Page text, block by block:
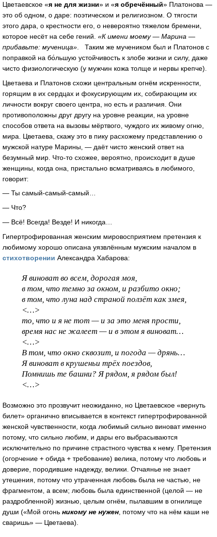
Цветаевское «я не для жизни» и «я обречённый» Платонова —
это об одном, о даре: поэтическом и религиозном. О тягости
этого дара, о крестности его, о невероятно тяжелом бремени,
которое несёт на себе гений. «К имени моему — Марина —
прибавьте: мученица» . Таким же мучеником был и Платонов с
поправкой на бо́льшую устойчивость к злобе жизни и силу, даже
чисто физиологическую (у мужчин кожа толще и нервы крепче).
Цветаева и Платонов схожи центральным огнём искренности,
горящим в их сердцах и фокусирующим их, собирающим их
личности вокруг своего центра, но есть и различия. Они
противоположны друг другу на уровне реакции, на уровне
способов ответа на вызовы мёртвого, чуждого их живому огню,
мира. Цветаева, скажу это в пику расхожему представлению о
мужской натуре Марины, — даёт чисто женский ответ на
безумный мир. Что-то схожее, вероятно, происходит в душе
женщины, когда она, пристально всматриваясь в любимого,
говорит:
— Ты самый-самый-самый…
— Что?
— Всё! Всегда! Везде! И никогда…
Гипертрофированная женским мировосприятием претензия к
любимому хорошо описана уязвлённым мужским началом в
стихотворении Александра Хабарова:
Я виноват во всем, дорогая моя,
в том, что темно за окном, и разбито окно;
в том, что луна над страной ползёт как змея,
<…>
то, что и я не тот — и за это меня прости,
время нас не жалеет — и в этом я виноват…
<…>
В том, что окно сквозит, и погода — дрянь…
Я виноват в крушеньи трёх поездов,
Помнишь те башни? Я рядом, я рядом был!
<…>
Возможно это прозвучит неожиданно, но Цветаевское «вернуть
билет» органично вписывается в контекст гипертрофированной
женской чувственности, когда любимый сильно виноват именно
потому, что сильно любим, и дары его выбрасываются
исключительно по причине страстного чувства к нему. Претензия
(огорчение + обида + требование) велика, потому что любовь и
доверие, породившие надежду, велики. Отчаянье не знает
утешения, потому что утраченная любовь была не частью, не
фрагментом, а всем; любовь была единственной (целой — не
раздробленной) жизнью, целым огнём, пылавшим в огнилище
души («Мой огонь никому не нужен , потому что на нём каши не
сваришь» — Цветаева).